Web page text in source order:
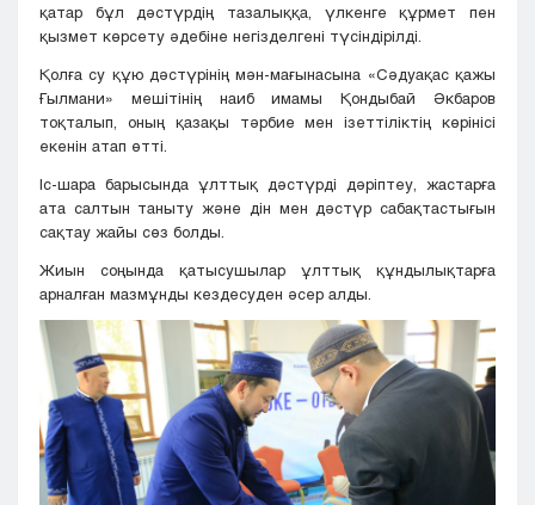
қатар бұл дәстүрдің тазалыққа, үлкенге құрмет пен
қызмет көрсету әдебіне негізделгені түсіндірілді.
Қолға су құю дәстүрінің мән-мағынасына «Сәдуақас қажы
Ғылмани» мешітінің наиб имамы Қондыбай Әкбаров
тоқталып, оның қазақы тәрбие мен ізеттіліктің көрінісі
екенін атап өтті.
Іс-шара барысында ұлттық дәстүрді дәріптеу, жастарға
ата салтын таныту және дін мен дәстүр сабақтастығын
сақтау жайы сөз болды.
Жиын соңында қатысушылар ұлттық құндылықтарға
арналған мазмұнды кездесуден әсер алды.